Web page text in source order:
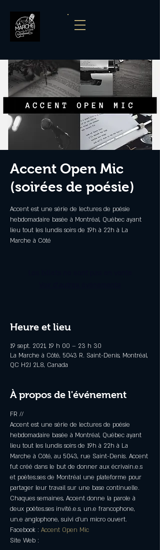
Accent Open Mic
(soirées de poésie)
Accent est une série de lectures de poésie
hebdomadaire basée à Montréal, Québec ayant
lieu tout les lundis soirs de 19h à 22h à La
Marche à Côté
Heure et lieu
19 sept. 2021, 19 h 00 – 23 h 30
La Marche à Côté, 5043 R. Saint-Denis, Montréal,
QC H2J 2L8, Canada
À propos de l'événement
FR //
Accent est une série de lectures de poésie
hebdomadaire basée à Montréal, Québec ayant
lieu tout les lundis soirs de 19h à 22h à La
Marche à Côté, au 5043, rue Saint-Denis. Accent
fut créé dans le but de donner aux écrivain.e.s
et poètes.ses de Montréal une plateforme pour
partager leur travail sur une base continuelle.
Chaques semaines, Accent donne la parole à
deux poètes.ses invité.e.s, un.e francophone,
un.e anglophone, suivi d’un micro ouvert.
Facebook : Accent Open Mic
Site Web :